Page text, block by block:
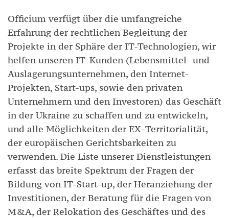
Officium verfügt über die umfangreiche
Erfahrung der rechtlichen Begleitung der
Projekte in der Sphäre der IT-Technologien, wir
helfen unseren ІТ-Kunden (Lebensmittel- und
Auslagerungsunternehmen, den Internet-
Projekten, Start-ups, sowie den privaten
Unternehmern und den Investoren) das Geschäft
in der Ukraine zu schaffen und zu entwickeln,
und alle Möglichkeiten der ЕХ-Territorialität,
der europäischen Gerichtsbarkeiten zu
verwenden. Die Liste unserer Dienstleistungen
erfasst das breite Spektrum der Fragen der
Bildung von IT-Start-up, der Heranziehung der
Investitionen, der Beratung für die Fragen von
M&A, der Relokation des Geschäftes und des